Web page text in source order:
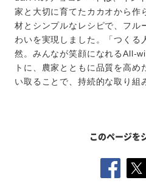
家と大切に育てたカカオから作
材とシンプルなレシピで、フル
わいを実現しました。「つくる
然。みんなが笑顔になれるAll-
トに、農家とともに品質を高め
い取ることで、持続的な取り組
このページを